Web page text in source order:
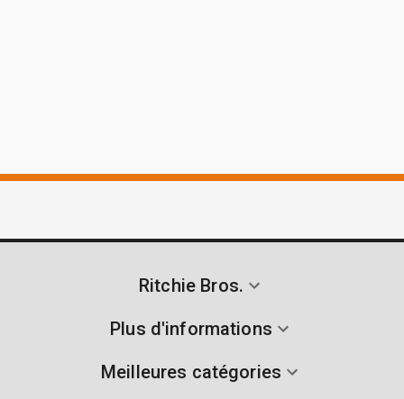
Ritchie Bros.
Plus d'informations
Meilleures catégories